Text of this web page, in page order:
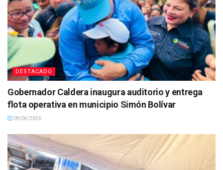
DESTACADO
Gobernador Caldera inaugura auditorio y entrega
flota operativa en municipio Simón Bolívar
09/04/2026